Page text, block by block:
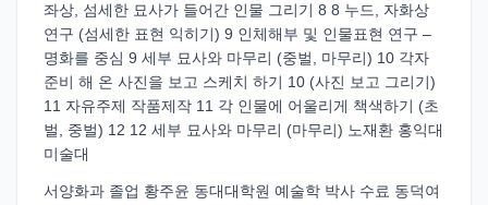
좌상, 섬세한 묘사가 들어간 인물 그리기 8 8 누드, 자화상
연구 (섬세한 표현 익히기) 9 인체해부 및 인물표현 연구 –
명화를 중심 9 세부 묘사와 마무리 (중벌, 마무리) 10 각자
준비 해 온 사진을 보고 스케치 하기 10 (사진 보고 그리기)
11 자유주제 작품제작 11 각 인물에 어울리게 책색하기 (초
벌, 중벌) 12 12 세부 묘사와 마무리 (마무리) 노재환 홍익대
미술대
서양화과 졸업 황주윤 동대대학원 예술학 박사 수료 동덕여